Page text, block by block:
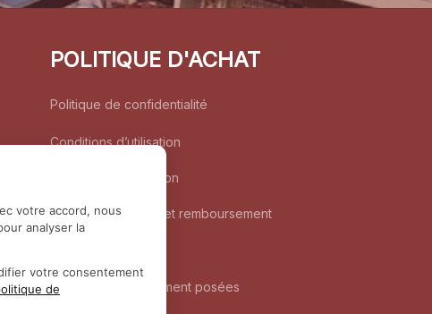
POLITIQUE D'ACHAT
Politique de confidentialité
Conditions d’utilisation
Politique d’expédition
Politique de retour et remboursement
Questions fréquemment posées
votre accord, nous
analyser la
votre consentement
de